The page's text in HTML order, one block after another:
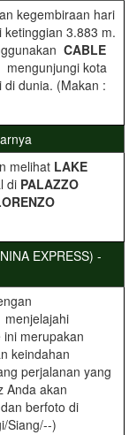
kegembiraan hari
ketinggian 3.883 m.
CABLE
kota
dunia. (Makan :
melihat LAKE
di PALAZZO
EXPRESS) -
merupakan
keindahan
perjalanan yang
Anda akan
berfoto di
Siang/--)